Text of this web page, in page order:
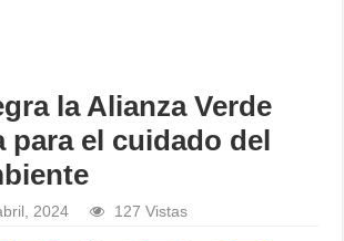
la Alianza Verde
para el cuidado del
2024 127 Vistas